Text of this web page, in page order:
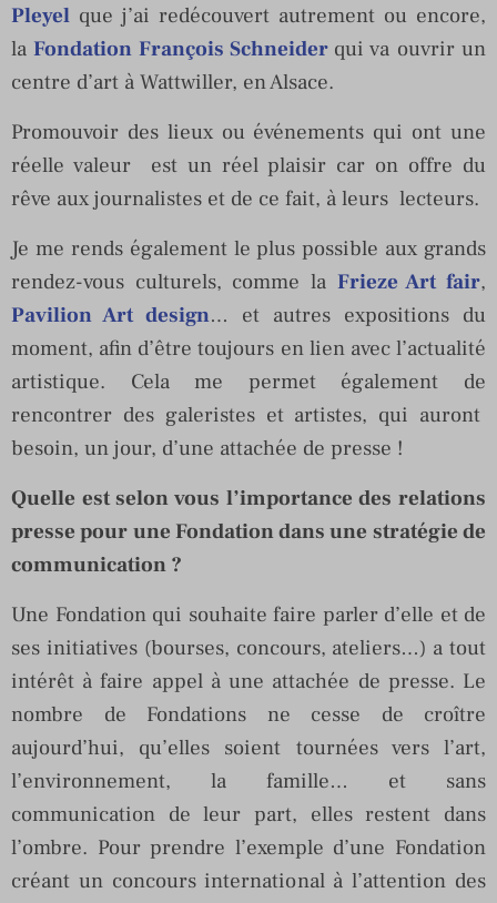
Pleyel que j’ai redécouvert autrement ou encore,
laFondation François Schneider qui va ouvrir un
centre d’art à Wattwiller, en Alsace.
Promouvoir des lieux ou événements qui ont une
réelle valeur est un réel plaisir car on offre du
rêve aux journalistes et de ce fait, à leurs lecteurs.
Je me rends également le plus possible aux grands
rendez-vous culturels, comme la Frieze Art fair,
Pavilion Art design… et autres expositions du
moment, afin d’être toujours en lien avec l’actualité
artistique. Cela me permet également de
rencontrer des galeristes et artistes, qui auront
besoin, un jour, d’une attachée de presse !
Quelle est selon vous l’importance des relations
presse pour une Fondation dans une stratégie de
communication ?
Une Fondation qui souhaite faire parler d’elle et de
ses initiatives (bourses, concours, ateliers…) a tout
intérêt à faire appel à une attachée de presse. Le
nombre de Fondations ne cesse de croître
aujourd’hui, qu’elles soient tournées vers l’art,
l’environnement, la famille… et sans
communication de leur part, elles restent dans
l’ombre. Pour prendre l’exemple d’une Fondation
créant un concours international à l’attention des